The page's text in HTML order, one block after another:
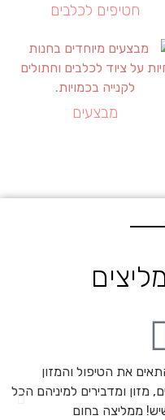
חטיפים לכלבים
מבצעים
את הטיפול והמזון
מזון ומדבירים למיניהם הכל
שיש! ממליצה בחום